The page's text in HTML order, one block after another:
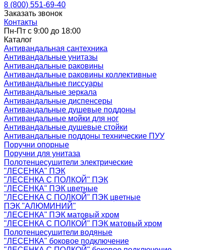
8 (800) 551-69-40
Заказать звонок
Контакты
Пн-Пт с 9:00 до 18:00
Каталог
Антивандальная сантехника
Антивандальные унитазы
Антивандальные раковины
Антивандальные раковины коллективные
Антивандальные писсуары
Антивандальные зеркала
Антивандальные диспенсеры
Антивандальные душевые поддоны
Антивандальные мойки для ног
Антивандальные душевые стойки
Антивандальные поддоны технические ПУУ
Поручни опорные
Поручни для унитаза
Полотенцесушители электрические
"ЛЕСЕНКА" ПЭК
"ЛЕСЕНКА С ПОЛКОЙ" ПЭК
"ЛЕСЕНКА" ПЭК цветные
"ЛЕСЕНКА С ПОЛКОЙ" ПЭК цветные
ПЭК "АЛЮМИНИЙ"
"ЛЕСЕНКА" ПЭК матовый хром
"ЛЕСЕНКА С ПОЛКОЙ" ПЭК матовый хром
Полотенцесушители водяные
"ЛЕСЕНКА" боковое подключение